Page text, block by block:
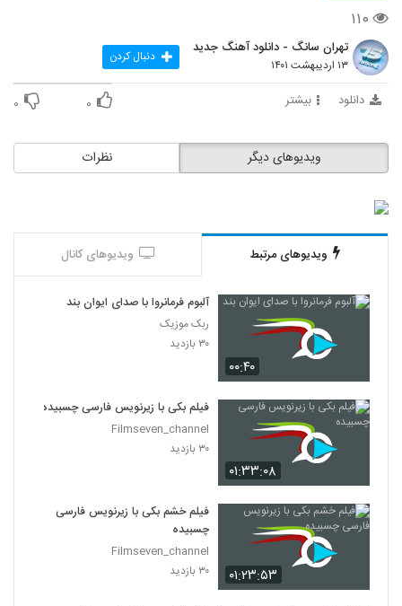
۱۱۰
تهران سانگ - دانلود آهنگ جدید
۱۳ اردیبهشت ۱۴۰۱ دنبال کردن
دانلود بیشتر ۰ ۰
نظرات ویدیوهای دیگر
ویدیوهای مرتبط ویدیوهای کانال
۰۰:۴۰
آلبوم فرمانروا با صدای ایوان بند
ربک موزیک
۳۰ بازدید
۰۱:۳۳:۰۸
فیلم بکی با زیرنویس فارسی چسبیده
Filmseven_channel
۳۰ بازدید
۰۱:۲۳:۵۳
فیلم خشم بکی با زیرنویس فارسی
چسبیده
Filmseven_channel
۳۰ بازدید